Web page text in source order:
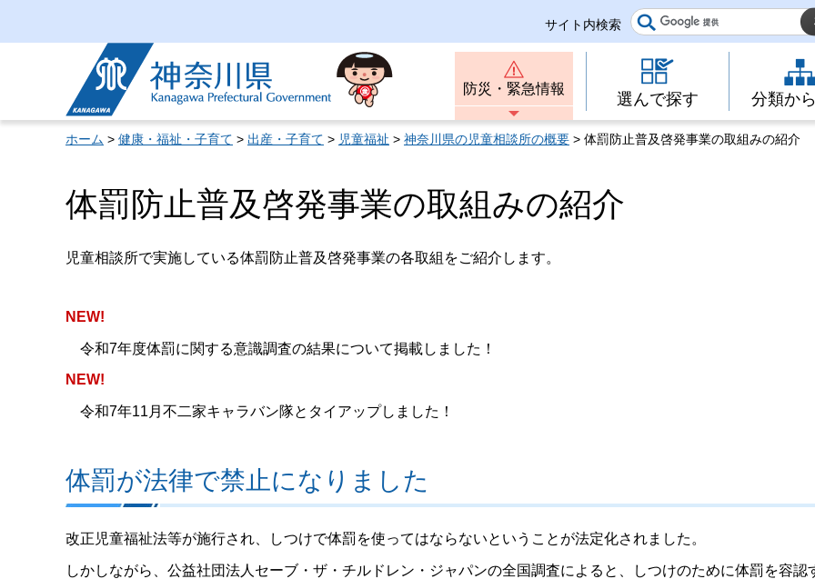
サイト内検索
神奈川県
防災・緊急情報
選んで探す 分類か
ホーム > 健康・福祉・子育て > 出産・子育て > 児童福祉 > 神奈川県の児童相談所の概要 > 体罰防止普及啓発事業の取組みの紹介
体罰防止普及啓発事業の取組みの紹介
児童相談所で実施している体罰防止普及啓発事業の各取組をご紹介します。
NEW!
令和7年度体罰に関する意識調査の結果について掲載しました！
NEW!
令和7年11月不二家キャラバン隊とタイアップしました！
体罰が法律で禁止になりました
改正児童福祉法等が施行され、しつけで体罰を使ってはならないということが法定化されました。
しかしながら、公益社団法人セーブ・ザ・チルドレン・ジャパンの全国調査によると、しつけのために体罰を容認